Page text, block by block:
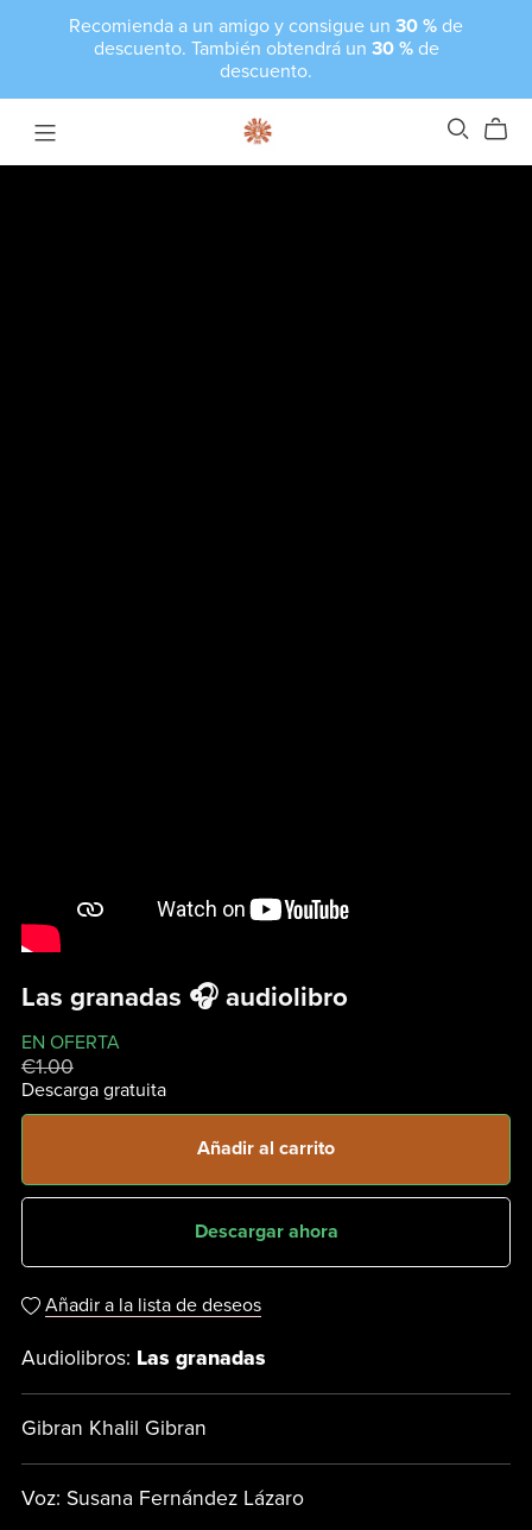
Recomienda a un amigo y consigue un 30 % de
descuento. También obtendrá un 30 %de
descuento.
Las granadas 🎧 audiolibro
EN OFERTA
€1.00
Descarga gratuita
Añadir al carrito
Descargar ahora
Añadir a la lista de deseos
Audiolibros: Las granadas
Gibran Khalil Gibran
Voz: Susana Fernández Lázaro